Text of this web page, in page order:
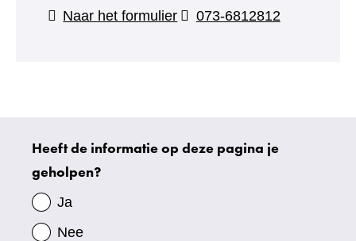
Naar het formulier(verwijst
073-6812812
Uw
gegevens
Heeft de informatie op deze pagina je
geholpen?
Ja
Nee